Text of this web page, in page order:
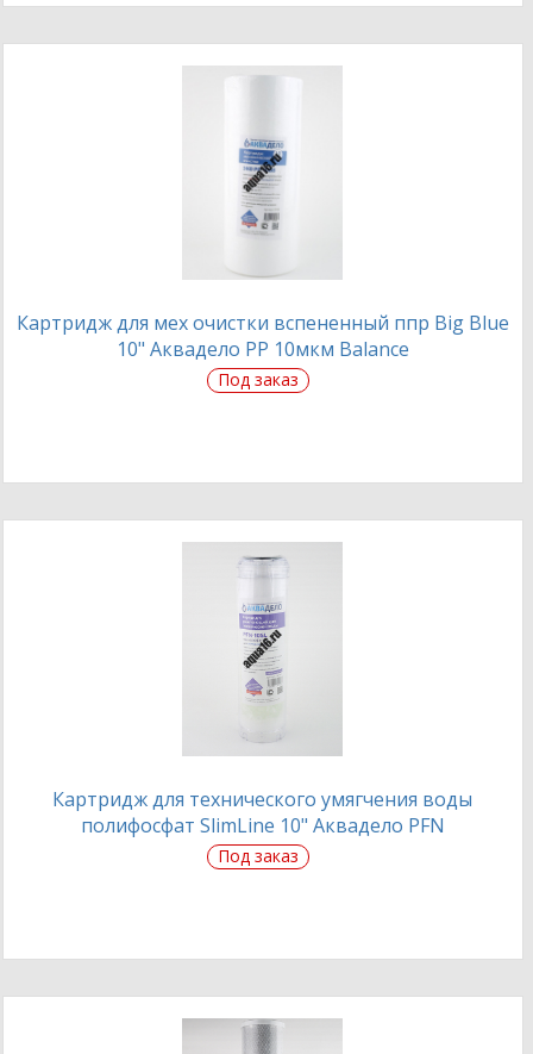
Картридж для мех очистки вспененный ппр Big Blue
10" Аквадело PP 10мкм Balance
Под заказ
Картридж для технического умягчения воды
полифосфат SlimLine 10" Аквадело PFN
Под заказ